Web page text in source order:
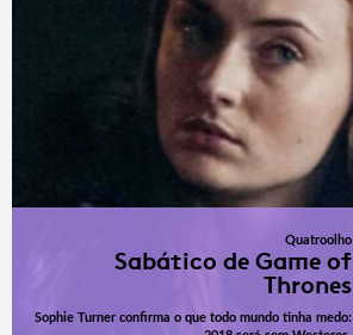
Quatroolho
Sabático de Game of
Thrones
Sophie Turner confirma o que todo mundo tinha medo: